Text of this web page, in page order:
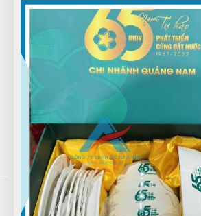
tư vấn kỹ
HN
Hải Nam
(Đánh giá 1 năm trước)
xuất sắc với toàn bộ sản phẩm dịch
N
Nguyễn Tùng Dương
(Đánh giá 1 năm trước)